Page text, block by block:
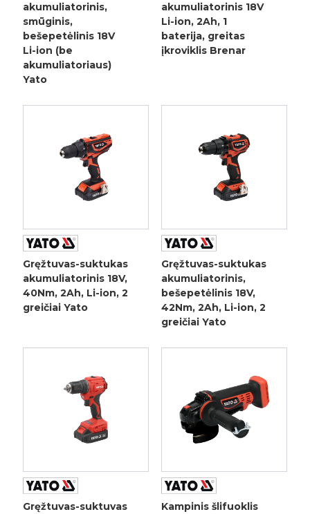
akumuliatorinis,
smūginis,
bešepetėlinis 18V
Li-ion (be
akumuliatoriaus)
Yato
akumuliatorinis 18V
Li-ion, 2Ah, 1
baterija, greitas
įkroviklis Brenar
Gręžtuvas-suktukas
akumuliatorinis 18V,
40Nm, 2Ah, Li-ion, 2
greičiai Yato
Gręžtuvas-suktukas
akumuliatorinis,
bešepetėlinis 18V,
42Nm, 2Ah, Li-ion, 2
greičiai Yato
Gręžtuvas-suktuvas
Kampinis šlifuoklis